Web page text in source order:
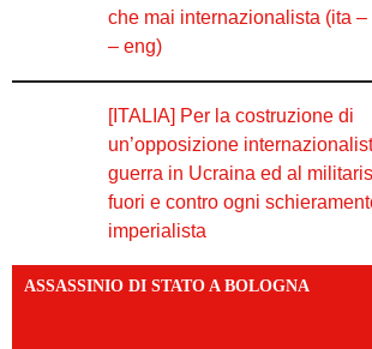
che mai internazionalista (ita – عربى
– eng)
[ITALIA] Per la costruzione di
un’opposizione
guerra in Ucraina ed al
fuori e contro ogni
imperialista
ASSASSINIO DI STATO A BOLOGNA